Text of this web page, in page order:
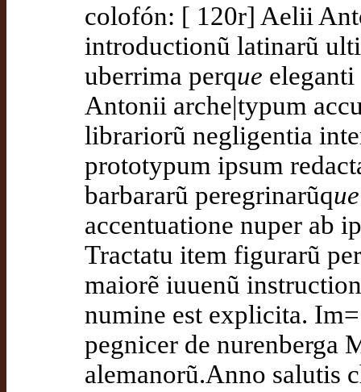
colofón: [ 120r] Aelii
introductionũ latinarũ
uberrima perque
Antonii arche|typum
librariorũ negligentia
prototypum ipsum
barbararũ peregrinarũque
accentuatione nuper ab
Tractatu item figurarũ
maiorẽ iuuenũ
numine est explicita.
pegnicer de nurenberga
alemanorũ.Anno salutis